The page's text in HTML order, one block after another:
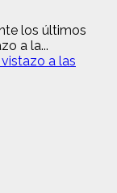
los últimos
a la...
a las